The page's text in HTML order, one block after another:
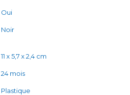
Oui
Noir
11 x 5,7 x 2,4 cm
24 mois
Plastique